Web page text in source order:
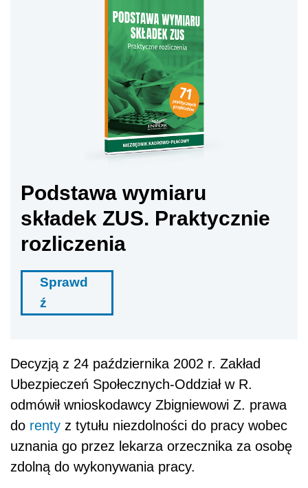
Podstawa wymiaru
składek ZUS. Praktycznie
rozliczenia
Sprawd
ź
Decyzją z 24 października 2002 r. Zakład
Ubezpieczeń Społecznych-Oddział w R.
odmówił wnioskodawcy Zbigniewowi Z. prawa
do renty z tytułu niezdolności do pracy wobec
uznania go przez lekarza orzecznika za osobę
zdolną do wykonywania pracy.